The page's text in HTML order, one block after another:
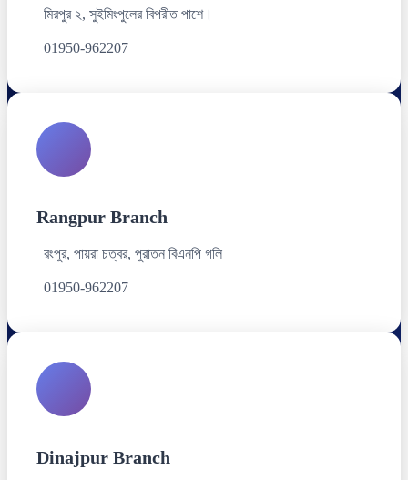
মিরপুর ২, সুইমিংপুলের বিপরীত পাশে।
01950-962207
Rangpur Branch
রংপুর, পায়রা চত্বর, পুরাতন বিএনপি গলি
01950-962207
Dinajpur Branch